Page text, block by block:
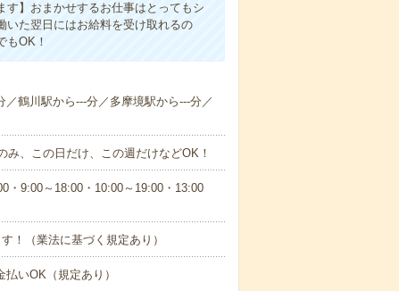
】おまかせするお仕事はとってもシ
いた翌日にはお給料を受け取れるの
OK！
鶴川駅から---分／多摩境駅から---分／
、この日だけ、この週だけなどOK！
9:00～18:00・10:00～19:00・13:00
！（業法に基づく規定あり）
いOK（規定あり）